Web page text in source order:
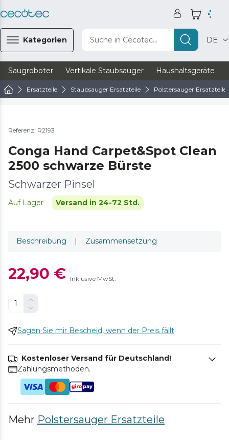
Kategorien Suche in Cecotec... DE
Saugroboter Vertikale Staubsauger Haushaltsgeräte
Ersatzteile Staubsauger Ersatzteile Polstersauger Ersatzteile
Referenz: R2193
Conga Hand Carpet&Spot Clean
2500 schwarze Bürste
Schwarzer Pinsel
Auf Lager Versand in 24-72 Std.
Beschreibung | Zusammensetzung
22,90 € Inklusive MwSt.
Sagen Sie mir Bescheid, wenn der Preis fällt
Kostenloser Versand für Deutschland!
Zahlungsmethoden.
Mehr Polstersauger Ersatzteile